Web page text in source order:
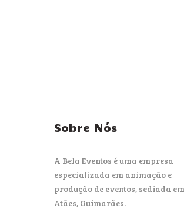
Sobre Nós
A Bela Eventos é uma empresa
especializada em animação e
produção de eventos, sediada em
Atães, Guimarães.